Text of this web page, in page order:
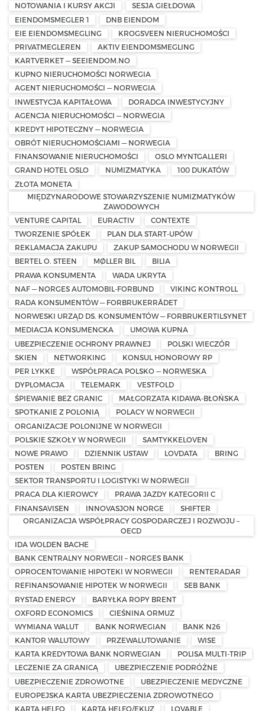
NOTOWANIA I KURSY AKCJI
SESJA GIEŁDOWA
EIENDOMSMEGLER 1
DNB EIENDOM
EIE EIENDOMSMEGLING
KROGSVEEN NIERUCHOMOŚCI
PRIVATMEGLEREN
AKTIV EIENDOMSMEGLING
KARTVERKET — SEEIENDOM.NO
KUPNO NIERUCHOMOŚCI NORWEGIA
AGENT NIERUCHOMOŚCI — NORWEGIA
INWESTYCJA KAPITAŁOWA
DORADCA INWESTYCYJNY
AGENCJA NIERUCHOMOŚCI — NORWEGIA
KREDYT HIPOTECZNY — NORWEGIA
OBRÓT NIERUCHOMOŚCIAMI — NORWEGIA
FINANSOWANIE NIERUCHOMOŚCI
OSLO MYNTGALLERI
GRAND HOTEL OSLO
NUMIZMATYKA
100 DUKATÓW
ZŁOTA MONETA
MIĘDZYNARODOWE STOWARZYSZENIE NUMIZMATYKÓW
ZAWODOWYCH
VENTURE CAPITAL
EURACTIV
CONTEXTE
TWORZENIE SPÓŁEK
PLAN DLA START-UPÓW
REKLAMACJA ZAKUPU
ZAKUP SAMOCHODU W NORWEGII
BERTEL O. STEEN
MØLLER BIL
BILIA
PRAWA KONSUMENTA
WADA UKRYTA
NAF — NORGES AUTOMOBIL-FORBUND
VIKING KONTROLL
RADA KONSUMENTÓW — FORBRUKERRÅDET
NORWESKI URZĄD DS. KONSUMENTÓW — FORBRUKERTILSYNET
MEDIACJA KONSUMENCKA
UMOWA KUPNA
UBEZPIECZENIE OCHRONY PRAWNEJ
POLSKI WIECZÓR
SKIEN
NETWORKING
KONSUL HONOROWY RP
PER LYKKE
WSPÓŁPRACA POLSKO — NORWESKA
DYPLOMACJA
TELEMARK
VESTFOLD
ŚPIEWANIE BEZ GRANIC
MAŁGORZATA KIDAWA-BŁOŃSKA
SPOTKANIE Z POLONIĄ
POLACY W NORWEGII
ORGANIZACJE POLONIJNE W NORWEGII
POLSKIE SZKOŁY W NORWEGII
SAMTYKKELOVEN
NOWE PRAWO
DZIENNIK USTAW LOVDATA
BRING
POSTEN
POSTEN BRING
SEKTOR TRANSPORTU I LOGISTYKI W NORWEGII
PRACA DLA KIEROWCY
PRAWA JAZDY KATEGORII C
FINANSAVISEN
INNOVASJON NORGE
SHIFTER
ORGANIZACJA WSPÓŁPRACY GOSPODARCZEJ I ROZWOJU –
OECD
IDA WOLDEN BACHE
BANK CENTRALNY NORWEGII – NORGES BANK
OPROCENTOWANIE HIPOTEKI W NORWEGII
RENTERADAR
REFINANSOWANIE HIPOTEK W NORWEGII
SEB BANK
RYSTAD ENERGY
BARYŁKA ROPY BRENT
OXFORD ECONOMICS
CIEŚNINA ORMUZ
WYMIANA WALUT
BANK NORWEGIAN
BANK N26
KANTOR WALUTOWY
PRZEWALUTOWANIE
WISE
KARTA KREDYTOWA BANK NORWEGIAN
POLISA MULTI-TRIP
LECZENIE ZA GRANICĄ
UBEZPIECZENIE PODRÓŻNE
UBEZPIECZENIE ZDROWOTNE
UBEZPIECZENIE MEDYCZNE
EUROPEJSKA KARTA UBEZPIECZENIA ZDROWOTNEGO
KARTA HELFO
KARTA HELFO/EKUZ LOVABLE